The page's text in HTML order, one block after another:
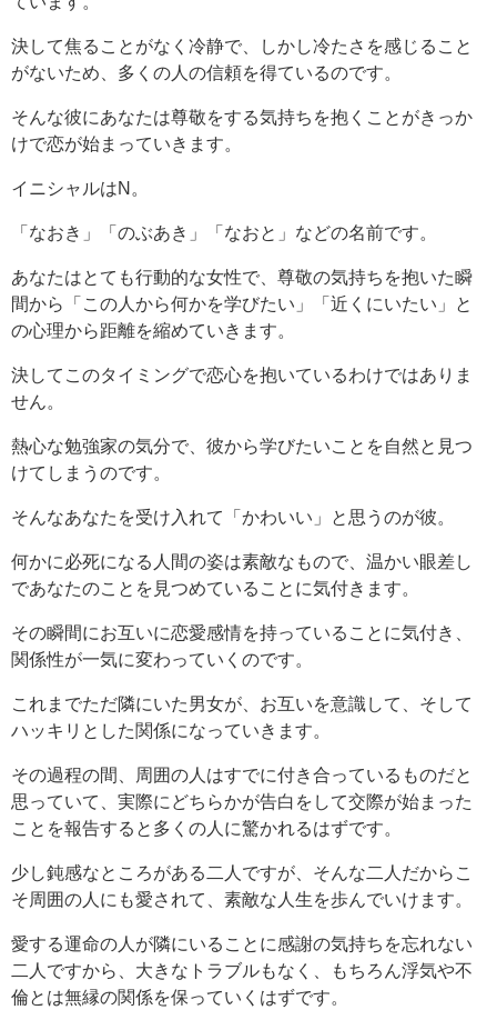
決して焦ることがなく冷静で、しかし冷たさを感じること
がないため、多くの人の信頼を得ているのです。
そんな彼にあなたは尊敬をする気持ちを抱くことがきっか
けで恋が始まっていきます。
イニシャルはN。
「なおき」「のぶあき」「なおと」などの名前です。
あなたはとても行動的な女性で、尊敬の気持ちを抱いた瞬
間から「この人から何かを学びたい」「近くにいたい」と
の心理から距離を縮めていきます。
決してこのタイミングで恋心を抱いているわけではありま
せん。
熱心な勉強家の気分で、彼から学びたいことを自然と見つ
けてしまうのです。
そんなあなたを受け入れて「かわいい」と思うのが彼。
何かに必死になる人間の姿は素敵なもので、温かい眼差し
であなたのことを見つめていることに気付きます。
その瞬間にお互いに恋愛感情を持っていることに気付き、
関係性が一気に変わっていくのです。
これまでただ隣にいた男女が、お互いを意識して、そして
ハッキリとした関係になっていきます。
その過程の間、周囲の人はすでに付き合っているものだと
思っていて、実際にどちらかが告白をして交際が始まった
ことを報告すると多くの人に驚かれるはずです。
少し鈍感なところがある二人ですが、そんな二人だからこ
そ周囲の人にも愛されて、素敵な人生を歩んでいけます。
愛する運命の人が隣にいることに感謝の気持ちを忘れない
二人ですから、大きなトラブルもなく、もちろん浮気や不
倫とは無縁の関係を保っていくはずです。